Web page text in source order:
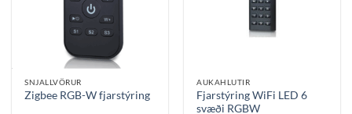
SNJALLVÖRUR
Zigbee RGB-W fjarstýring
AUKAHLUTIR
Fjarstýring WiFi LED 6
svæði RGBW